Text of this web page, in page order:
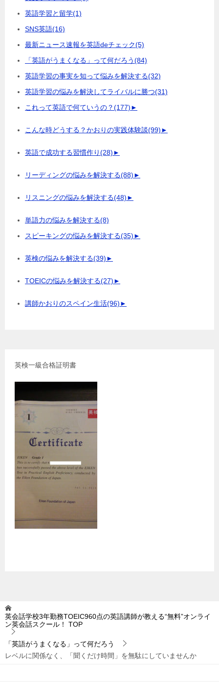
英語学習と留学(1)
SNS英語(16)
最新ニュース速報を英語deチェック(5)
「英語がうまくなる」って何だろう(84)
英語学習の事実を知って悩みを解決する(32)
英語学習の悩みを解決してライバルに勝つ(31)
これって英語で何ていうの？(177)►
こんな時どうする？かおりの実践体験談(99)►
英語で成功する習慣作り(28)►
リーディングの悩みを解決する(88)►
リスニングの悩みを解決する(48)►
単語力の悩みを解決する(8)
スピーキングの悩みを解決する(35)►
英検の悩みを解決する(39)►
TOEICの悩みを解決する(27)►
講師かおりのスペイン生活(96)►
英検一級合格証明書
英会話学校3年勤務TOEIC960点の英語講師が教える“無料”オンライ
ン英会話スクール！
TOP
「英語がうまくなる」って何だろう
レベルに関係なく、「聞くだけ時間」を無駄にしていませんか